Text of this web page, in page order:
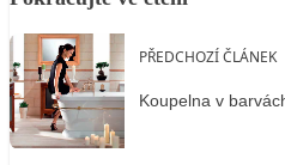
PŘEDCHOZÍ ČLÁNEK
Koupelna v